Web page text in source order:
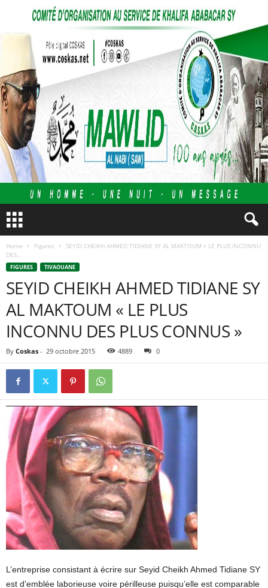
Home Figures
SEYID CHEIKH AHMED TIDIANE SY AL MAKTOUM « LE PLUS INCONNU
DES...
FIGURES TIVAOUANE
SEYID CHEIKH AHMED TIDIANE SY
AL MAKTOUM « LE PLUS
INCONNU DES PLUS CONNUS »
By Coskas - 29 octobre 2015 4889 0
L’entreprise consistant à écrire sur Seyid Cheikh Ahmed Tidiane SY
est d’emblée laborieuse voire périlleuse puisqu’elle est comparable